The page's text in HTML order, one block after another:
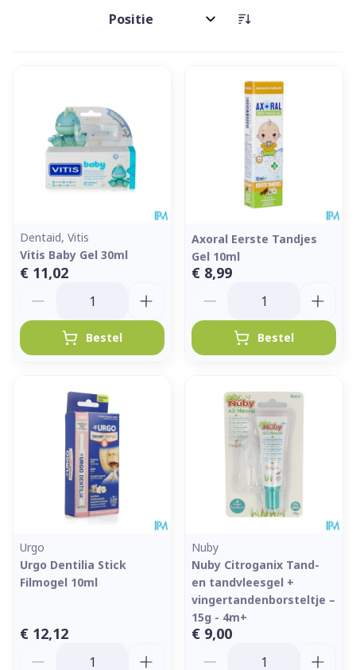
Sorteer op:
Dentaid, Vitis
Vitis Baby Gel 30ml
€ 11,02
Bestel
Axoral Eerste Tandjes
Gel 10ml
€ 8,99
Bestel
Urgo
Urgo Dentilia Stick
Filmogel 10ml
€ 12,12
Nuby
Nuby Citroganix Tand-
en tandvleesgel +
vingertandenborsteltje –
15g - 4m+
€ 9,00